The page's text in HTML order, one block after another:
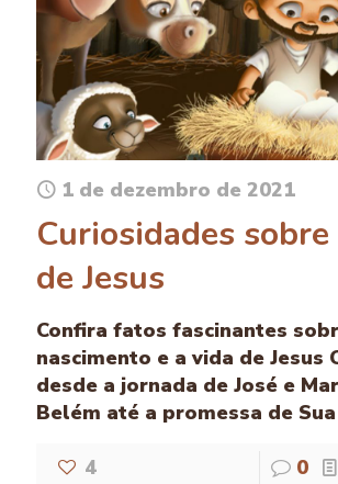
1 de dezembro de 2021
Curiosidades sobre
de Jesus
Confira fatos fascinantes
nascimento e a vida de Jesus
desde a jornada de José e
Belém até a promessa de
4 0